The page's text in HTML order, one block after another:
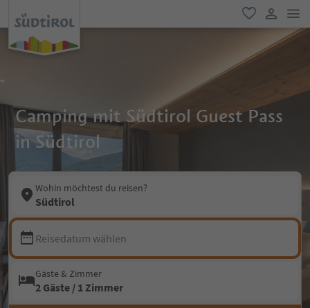
favorit
user link
Camping mit Südtirol Guest Pass
in Südtirol
Wohin möchtest du reisen?
Südtirol
Reisedatum wählen
Gäste & Zimmer
2 Gäste / 1 Zimmer